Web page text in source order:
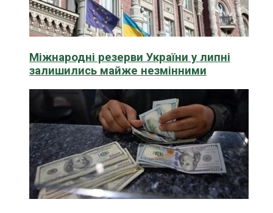
Міжнародні резерви України у липні
залишились майже незмінними